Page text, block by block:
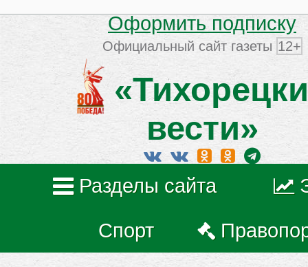
Оформить подписку
Официальный сайт газеты 12+
вести»
Разделы сайта
Спорт